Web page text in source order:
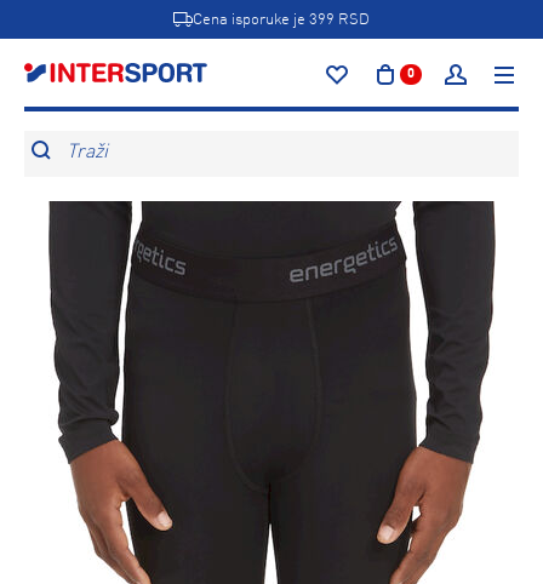
Cena isporuke je 399 RSD
0
Traži